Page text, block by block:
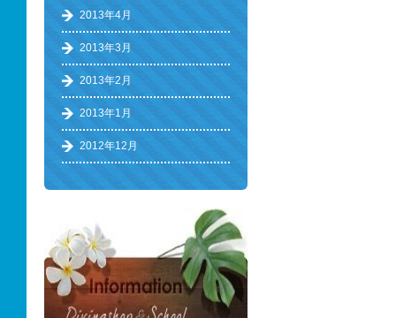
2013年4月
2013年3月
2013年2月
2013年1月
2012年12月